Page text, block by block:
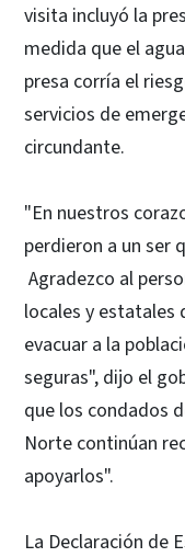
visita incluyó la
medida que el
presa corría el
servicios de
circundante.
"En nuestros
perdieron a un ser
Agradezco al
locales y estatales
evacuar a la
seguras", dijo el
que los condados
Norte continúan
apoyarlos".
La Declaración de